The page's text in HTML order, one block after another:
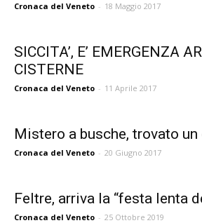
Cronaca del Veneto - 18 Maggio 2017
SICCITA’, E’ EMERGENZA
CISTERNE
Cronaca del Veneto - 11 Aprile 2017
Mistero a busche, trovato un
Cronaca del Veneto - 20 Giugno 2017
Feltre, arriva la “festa lenta
Cronaca del Veneto - 25 Ottobre 2019